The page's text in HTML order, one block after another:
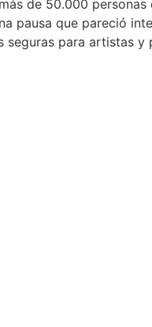
de 50.000
pausa que pareció
seguras para artistas y